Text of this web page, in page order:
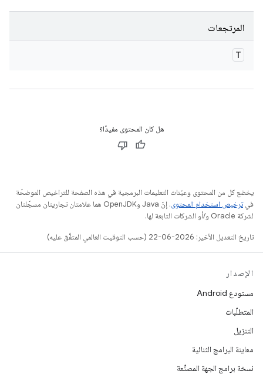
المرتجعات
T
هل كان المحتوى مفيدًا؟
يخضع كل من المحتوى وعيّنات التعليمات البرمجية في هذه الصفحة للتراخيص الموضحّة
فيترخيص استخدام المحتوى
. إنّ Java وOpenJDK هما علامتان تجاريتان مسجَّلتان
لشركة Oracle و/أو الشركات التابعة لها.
تاريخ التعديل الأخير: 2026-06-22 (حسب التوقيت العالمي المتفَّق عليه)
الإصدار
مستودع Android
المتطلّبات
التنزيل
معاينة البرامج الثنائية
نسخة برامج الجهة المصنِّعة